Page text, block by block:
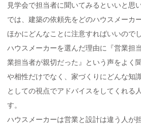
見学会で担当者に聞いてみるといいと思
では、建築の依頼先をどのハウスメーカ
ほかにどんなことに注意すればいいので
ハウスメーカーを選んだ理由に『営業担
業担当者が親切だった』という声をよく
や相性だけでなく、家づくりにどんな知
としての視点でアドバイスをしてくれる
す。
ハウスメーカーは営業と設計は違う人が